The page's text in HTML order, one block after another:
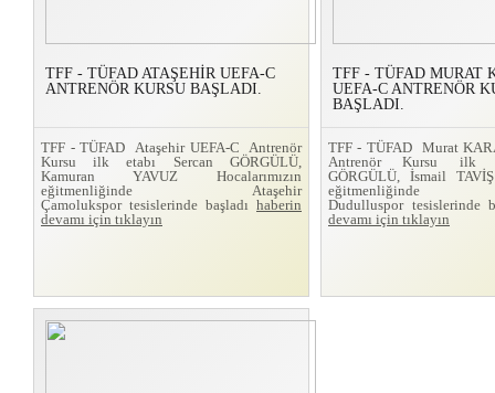
TFF - TÜFAD ATAŞEHİR UEFA-C
ANTRENÖR KURSU BAŞLADI.
TFF - TÜFAD Ataşehir UEFA-C Antrenör
Kursu ilk etabı Sercan GÖRGÜLÜ,
Kamuran YAVUZ Hocalarımızın
eğitmenliğinde Ataşehir
Çamolukspor tesislerinde başladı haberin
devamı için tıklayın
TFF - TÜFAD MURAT
UEFA-C ANTRENÖR
BAŞLADI.
TFF - TÜFAD Murat
Antrenör Kursu ilk
GÖRGÜLÜ, İsmail TAVİŞ
eğitmenliğinde
Dudulluspor tesislerinde
devamı için tıklayın